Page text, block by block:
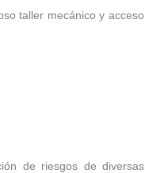
taller mecánico y acceso
de riesgos de diversas